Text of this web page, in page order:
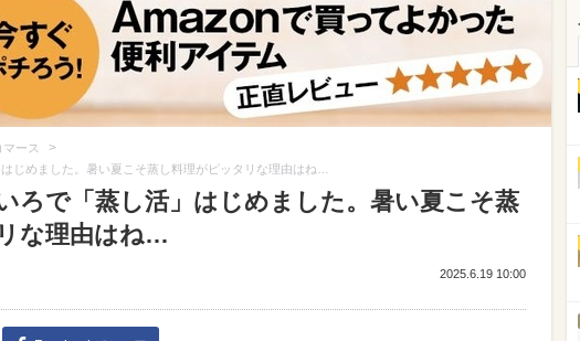
マース >
じめました。暑い夏こそ蒸し料理がピッタリな理由はね…
ろで「蒸し活」はじめました。暑い夏こそ蒸
な理由はね…
2025.6.19 10:00